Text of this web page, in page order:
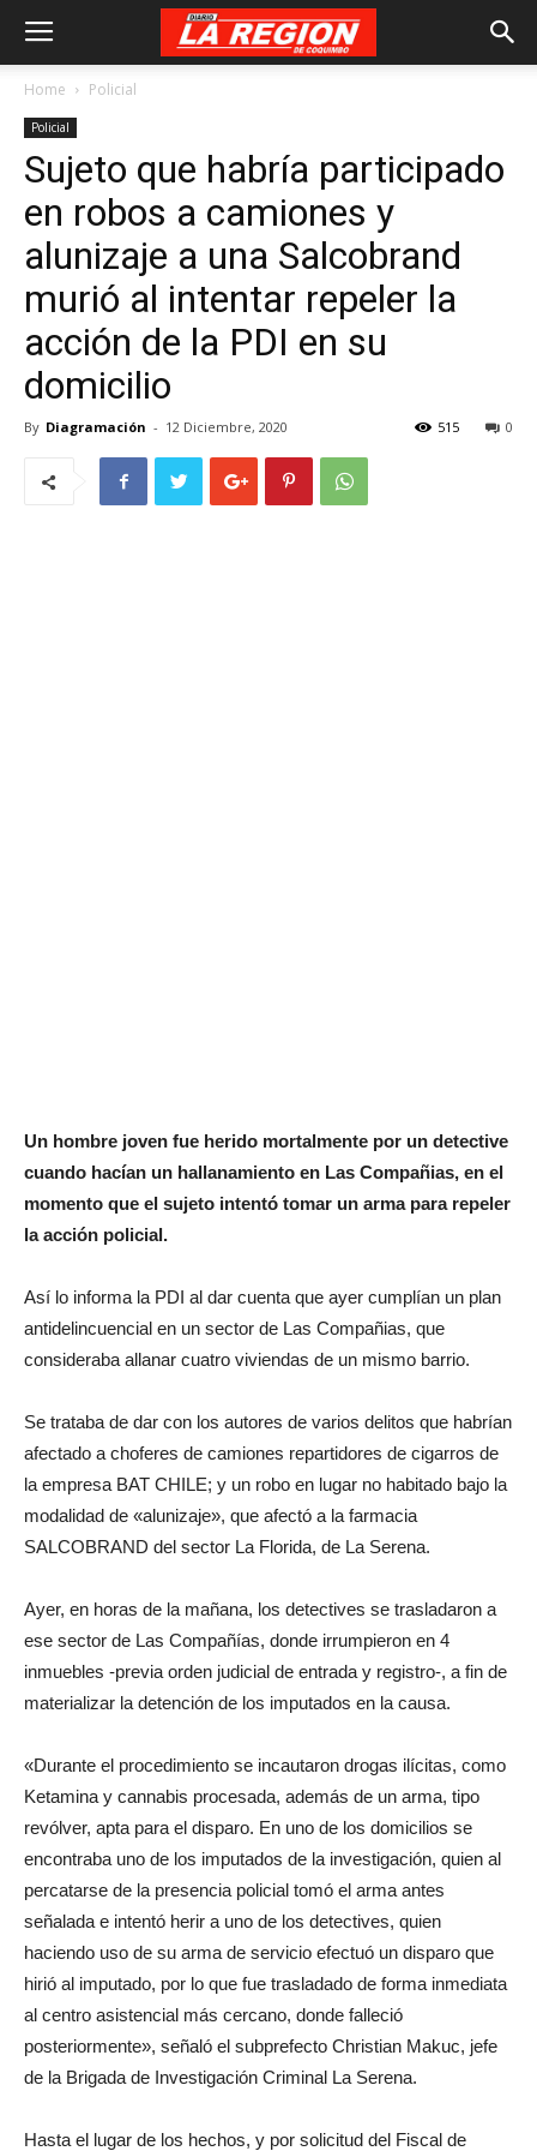
Home Policial
Policial
Sujeto que habría participado
en robos a camiones y
alunizaje a una Salcobrand
murió al intentar repeler la
acción de la PDI en su
domicilio
By Diagramación - 12 Diciembre, 2020 0
515
Un hombre joven fue herido mortalmente por un detective
cuando hacían un hallanamiento en Las Compañias, en el
momento que el sujeto intentó tomar un arma para repeler
la acción policial.
Así lo informa la PDI al dar cuenta que ayer cumplían un plan
antidelincuencial en un sector de Las Compañias, que
consideraba allanar cuatro viviendas de un mismo barrio.
Se trataba de dar con los autores de varios delitos que habrían
afectado a choferes de camiones repartidores de cigarros de
la empresa BAT CHILE; y un robo en lugar no habitado bajo la
modalidad de «alunizaje», que afectó a la farmacia
SALCOBRAND del sector La Florida, de La Serena.
Ayer, en horas de la mañana, los detectives se trasladaron a
ese sector de Las Compañías, donde irrumpieron en 4
inmuebles -previa orden judicial de entrada y registro-, a fin de
materializar la detención de los imputados en la causa.
«Durante el procedimiento se incautaron drogas ilícitas, como
Ketamina y cannabis procesada, además de un arma, tipo
revólver, apta para el disparo. En uno de los domicilios se
encontraba uno de los imputados de la investigación, quien al
percatarse de la presencia policial tomó el arma antes
señalada e intentó herir a uno de los detectives, quien
haciendo uso de su arma de servicio efectuó un disparo que
hirió al imputado, por lo que fue trasladado de forma inmediata
al centro asistencial más cercano, donde falleció
posteriormente», señaló el subprefecto Christian Makuc, jefe
de la Brigada de Investigación Criminal La Serena.
Hasta el lugar de los hechos, y por solicitud del Fiscal de